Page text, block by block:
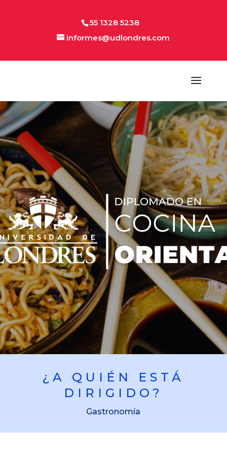
55 1328 5238
informes@udlondres.com
¿A QUIÉN ESTÁ
DIRIGIDO?
Gastronomía